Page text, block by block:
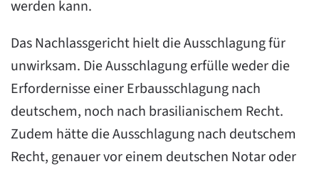
werden kann.
Das Nachlassgericht hielt die Ausschlagung für
unwirksam. Die Ausschlagung erfülle weder die
Erfordernisse einer Erbausschlagung nach
deutschem, noch nach brasilianischem Recht.
Zudem hätte die Ausschlagung nach deutschem
Recht, genauer vor einem deutschen Notar oder